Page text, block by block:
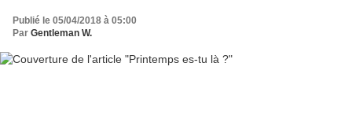
Publié le 05/04/2018 à 05:00
Par Gentleman W.